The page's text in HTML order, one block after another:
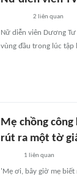
2 liên quan
Nữ diễn viên Dương
vùng đầu trong lúc tập
Mẹ chồng
rút ra một tờ
1 liên quan
'Mẹ ơi, bây giờ mẹ